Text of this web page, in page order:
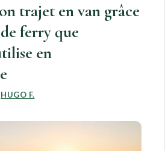
trajet en van grâce
de ferry que
en
HUGO F.